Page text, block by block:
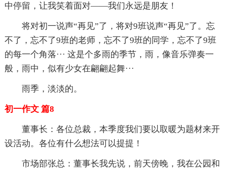
中停留，让我笑着面对——我们永远是朋友！
将对初一说声“再见”了，将对9班说声“再见”了。忘
不了，忘不了9班的老师，忘不了9班的同学，忘不了9班
的每一个角落··· 这是个多雨的季节，雨，像音乐弹奏一
般，雨中，似有少女在翩翩起舞···
雨季，淡淡的。
初一作文 篇8
董事长：各位总裁，本季度我们要以取暖为题材来开
设活动。各位有什么想法可以提提！
市场部张总：董事长我先说，前天傍晚，我在公园和